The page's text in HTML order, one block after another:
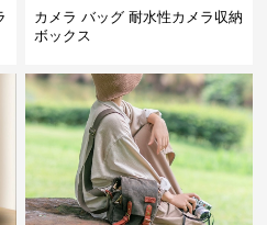
カメラ バッグ 耐水性カメラ収納
ボックス